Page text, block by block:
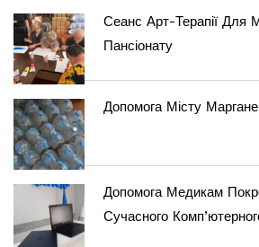
Сеанс Арт-Терапії Для
Пансіонату
Допомога Місту
Допомога Медикам
Сучасного